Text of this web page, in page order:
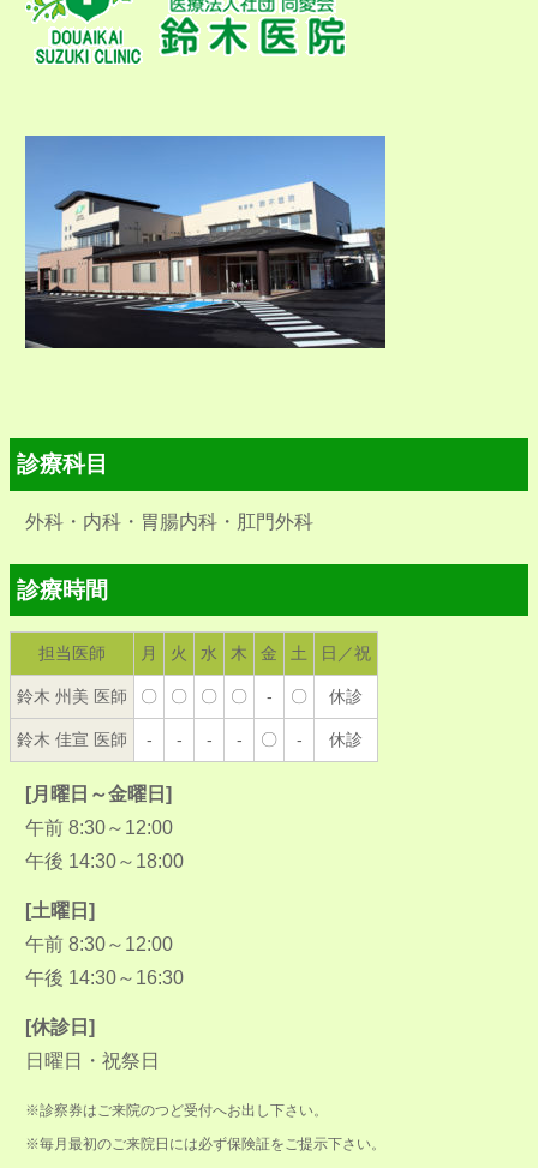
診療科目
外科・内科・胃腸内科・肛門外科
診療時間
担当医師 月 火 水 木 金 土 日／祝
鈴木 州美 医師 〇 〇 〇 〇 - 〇 休診
鈴木 佳宣 医師 - - - - 〇 - 休診
[月曜日～金曜日]
午前 8:30～12:00
午後 14:30～18:00
[土曜日]
午前 8:30～12:00
午後 14:30～16:30
[休診日]
日曜日・祝祭日
※診察券はご来院のつど受付へお出し下さい。
※毎月最初のご来院日には必ず保険証をご提示下さい。